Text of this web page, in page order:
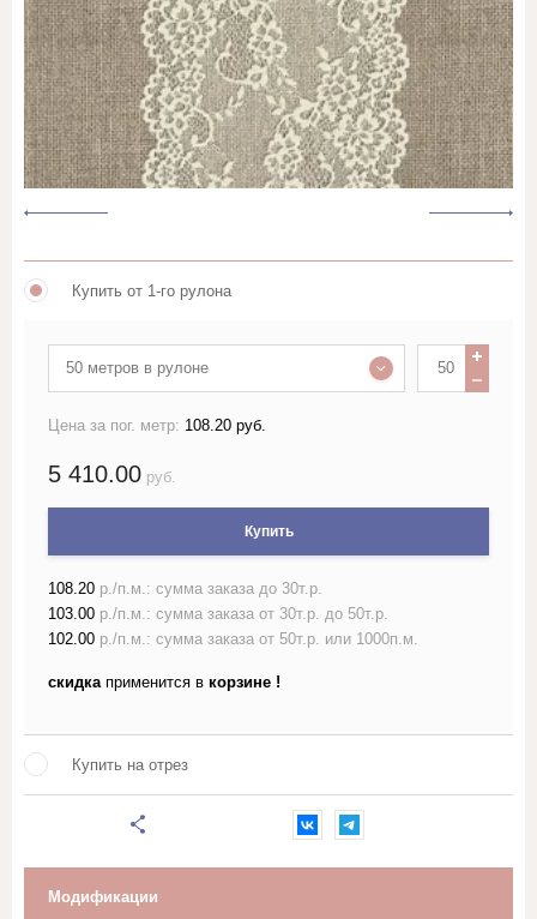
Лён жаккардовый (скатертный и
портьерный)
Лён гладкокрашеный 150 см
Лён гладкокрашеный 220 см
рисунком
шириной более 150см
Лён полотенечный
Махровое полотно
Рогожка
Купить от 1-го рулона
50 метров в рулоне
Цена за пог. метр: 108.20 руб.
5 410.00 руб.
Купить
108.20 р./п.м.: сумма заказа до 30т.р.
103.00 р./п.м.: сумма заказа от 30т.р. до 50т.р.
102.00 р./п.м.: сумма заказа от 50т.р. или 1000п.м.
скидка применится в корзине !
Купить на отрез
Модификации